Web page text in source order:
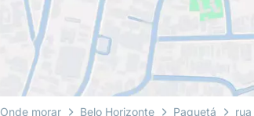
Onde morar Belo Horizonte Paquetá